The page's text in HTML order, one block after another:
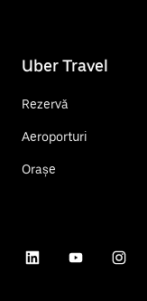
Uber Travel
Rezervă
Aeroporturi
Orașe